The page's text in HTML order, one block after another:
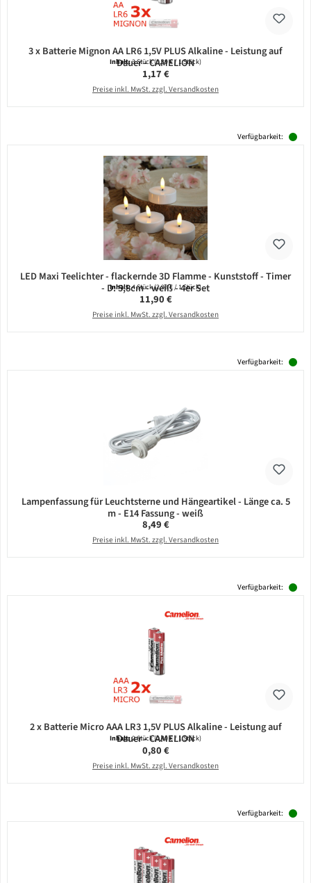
3 x Batterie Mignon AA LR6 1,5V PLUS Alkaline - Leistung auf
Dauer - CAMELION
Inhalt:3 Stück(0,39 € / 1 Stück)
Regulärer Preis:
1,17 €
Preise inkl. MwSt. zzgl. Versandkosten
Verfügbarkeit:
LED Maxi Teelichter - flackernde 3D Flamme - Kunststoff - Timer
- D: 5,8cm - weiß - 4er Set
Inhalt:4 Stück(2,98 € / 1 Stück)
Regulärer Preis:
11,90 €
Preise inkl. MwSt. zzgl. Versandkosten
Verfügbarkeit:
Lampenfassung für Leuchtsterne und Hängeartikel - Länge ca. 5
m - E14 Fassung - weiß
Regulärer Preis:
8,49 €
Preise inkl. MwSt. zzgl. Versandkosten
Verfügbarkeit:
2 x Batterie Micro AAA LR3 1,5V PLUS Alkaline - Leistung auf
Dauer - CAMELION
Inhalt:2 Stück(0,40 € / 1 Stück)
Regulärer Preis:
0,80 €
Preise inkl. MwSt. zzgl. Versandkosten
Verfügbarkeit: